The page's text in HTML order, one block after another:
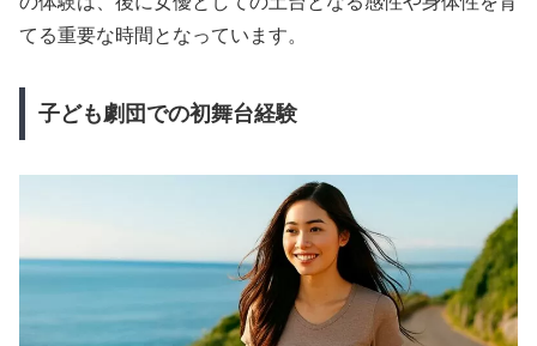
てる重要な時間となっています。
子ども劇団での初舞台経験